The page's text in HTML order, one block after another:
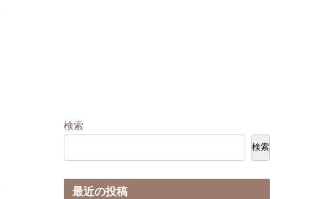
検索
検索
最近の投稿